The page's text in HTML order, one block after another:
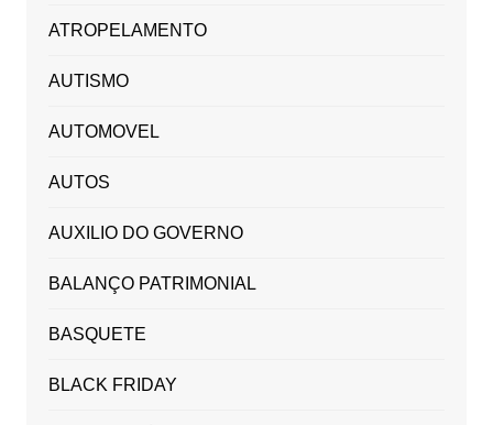
ATROPELAMENTO
AUTISMO
AUTOMOVEL
AUTOS
AUXILIO DO GOVERNO
BALANÇO PATRIMONIAL
BASQUETE
BLACK FRIDAY